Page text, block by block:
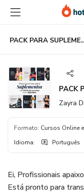
para
conteúdo
principal
para
pagamento
para
rodapé
PACK
PACK
Zayra
Formato: Cursos Online
Idioma: Português
Ei, Profissionais
Está pronto para